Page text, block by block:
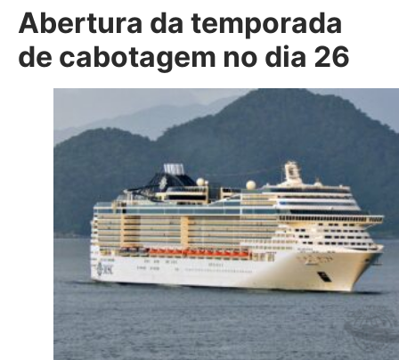
Abertura da temporada
de cabotagem no dia 26